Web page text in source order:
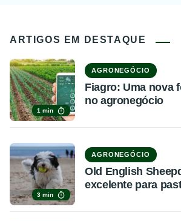
ARTIGOS EM DESTAQUE
1 min
AGRONEGÓCIO
Fiagro: Uma nova
no agronegócio
3 min
AGRONEGÓCIO
Old English
excelente para